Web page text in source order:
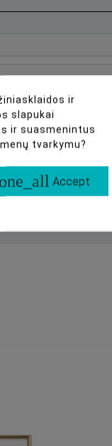
Tikros
ir
slapukai
ir suasmenintus
tvarkymu?
Accept